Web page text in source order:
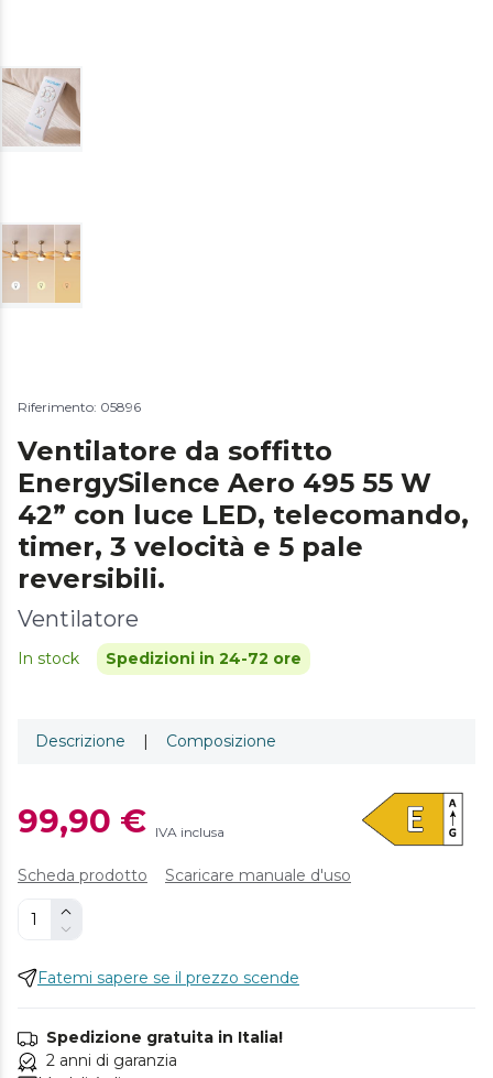
Riferimento: 05896
Ventilatore da soffitto
EnergySilence Aero 495 55 W
42” con luce LED, telecomando,
timer, 3 velocità e 5 pale
reversibili.
Ventilatore
In stock Spedizioni in 24-72 ore
Descrizione | Composizione
99,90 € IVA inclusa
Scheda prodotto Scaricare manuale d'uso
Fatemi sapere se il prezzo scende
Spedizione gratuita in Italia!
2 anni di garanzia